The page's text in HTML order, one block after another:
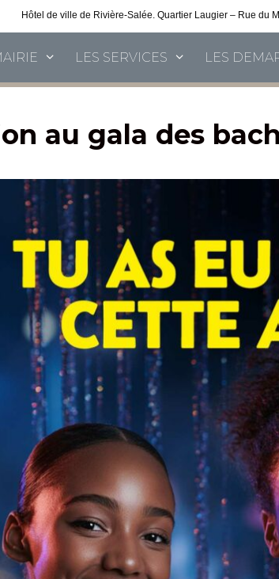
Hôtel de ville de Rivière-Salée. Quartier Laugier – Rue du
LES SERVICES LES
au gala des